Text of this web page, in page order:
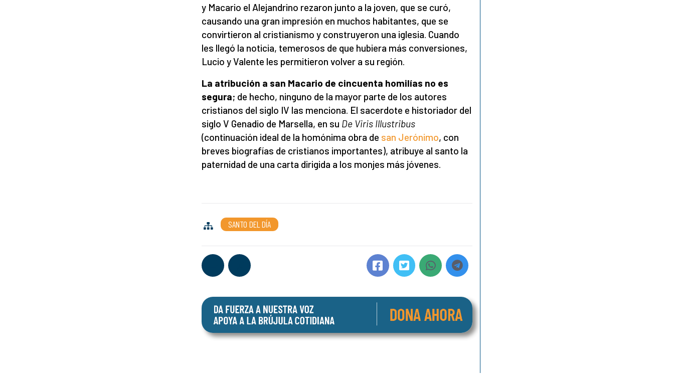
y Macario el Alejandrino rezaron junto a la joven, que se curó,
causando una gran impresión en muchos habitantes, que se
convirtieron al cristianismo y construyeron una iglesia. Cuando
les llegó la noticia, temerosos de que hubiera más conversiones,
Lucio y Valente les permitieron volver a su región.
La atribución a san Macario de cincuenta homilías no es
segura; de hecho, ninguno de la mayor parte de los autores
cristianos del siglo IV las menciona. El sacerdote e historiador del
siglo V Genadio de Marsella, en su De Viris Illustribus
(continuación ideal de la homónima obra de san Jerónimo, con
breves biografías de cristianos importantes), atribuye al santo la
paternidad de una carta dirigida a los monjes más jóvenes.
SANTO DEL DÍA